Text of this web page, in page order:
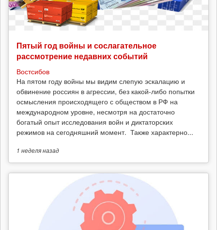
Пятый год войны и сослагательное
рассмотрение недавних событий
Востсибов
На пятом году войны мы видим слепую эскалацию и
обвинение россиян в агрессии, без какой-либо попытки
осмысления происходящего с обществом в РФ на
международном уровне, несмотря на достаточно
богатый опыт исследования войн и диктаторских
режимов на сегодняшний момент. Также характерно...
1 неделяназад